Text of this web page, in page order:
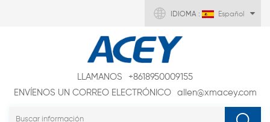
IDIOMA : Español
LLAMANOS
+8618950009155
ENVÍENOS UN CORREO ELECTRÓNICO
allen@xmacey.com